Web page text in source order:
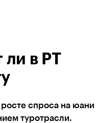
ли в РТ
спроса на юани
туротрасли.